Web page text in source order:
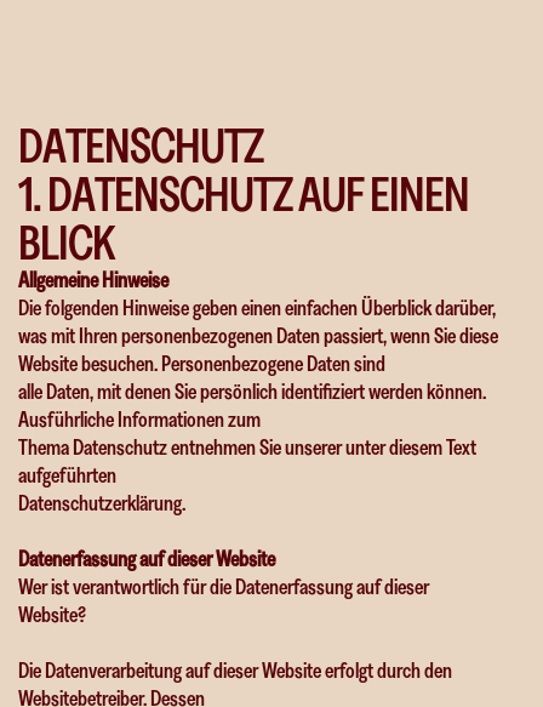
DATENSCHUTZ
1.DATENSCHUTZAUFEINEN
BLICK
Allgemeine Hinweise
Die folgenden Hinweise geben einen einfachen Überblick darüber,
was mit Ihren personenbezogenen Daten passiert, wenn Sie diese
Website besuchen. Personenbezogene Daten sind
alle Daten, mit denen Sie persönlich identifiziert werden können.
Ausführliche Informationen zum
Thema Datenschutz entnehmen Sie unserer unter diesem Text
aufgeführten
Datenschutzerklärung.
Datenerfassung auf dieser Website
Wer ist verantwortlich für die Datenerfassung auf dieser
Website?
Die Datenverarbeitung auf dieser Website erfolgt durch den
Websitebetreiber. Dessen